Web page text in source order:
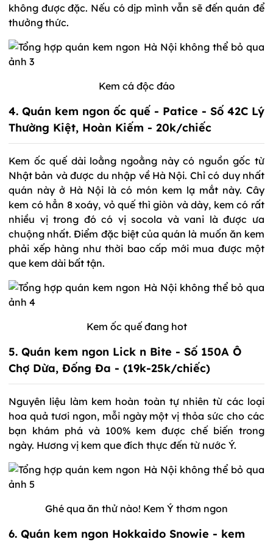
không được đặc. Nếu có dịp mình vẫn sẽ đến quán để
thưởng thức.
Kem cá độc đáo
4. Quán kem ngon ốc quế - Patice - Số 42C Lý
Thường Kiệt, Hoàn Kiếm - 20k/chiếc
Kem ốc quế dài loằng ngoằng này có nguồn gốc từ
Nhật bản và được du nhập về Hà Nội. Chỉ có duy nhất
quán này ở Hà Nội là có món kem lạ mắt này. Cây
kem có hẳn 8 xoáy, vỏ quế thì giòn và dày, kem có rất
nhiều vị trong đó có vị socola và vani là được ưa
chuộng nhất. Điểm đặc biệt của quán là muốn ăn kem
phải xếp hàng như thời bao cấp mới mua được một
que kem dài bất tận.
Kem ốc quế đang hot
5. Quán kem ngon Lick n Bite - Số 150A Ô
Chợ Dừa, Đống Đa - (19k-25k/chiếc)
Nguyên liệu làm kem hoàn toàn tự nhiên từ các loại
hoa quả tươi ngon, mỗi ngày một vị thỏa sức cho các
bạn khám phá và 100% kem được chế biến trong
ngày. Hương vị kem que đích thực đến từ nước Ý.
Ghé qua ăn thử nào! Kem Ý thơm ngon
6. Quán kem ngon Hokkaido Snowie - kem